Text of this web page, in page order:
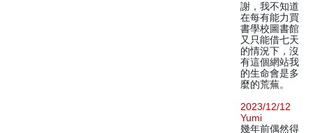
謝，我不知道
在每有能力買
書學校圖書館
又只能借七天
的情況下，沒
有這個網站我
的生命會是多
麼的荒蕪。
2023/12/12
Yumi
幾年前偶然得